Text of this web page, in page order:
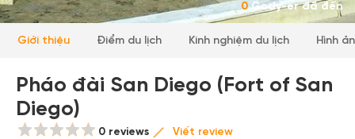
0Gody-er đã đến
Giới thiệu Điểm du lịch Kinh nghiệm du lịch Hình
Pháo đài San Diego (Fort of San
Diego)
0 reviews Viết review